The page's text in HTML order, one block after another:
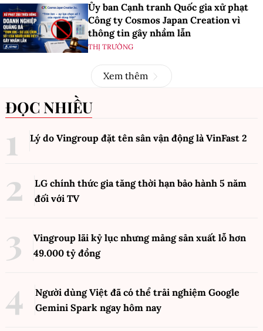
Ủy ban Cạnh tranh Quốc gia xử phạt
Công ty Cosmos Japan Creation vì
thông tin gây nhầm lẫn
THỊ TRƯỜNG
Xem thêm
ĐỌC NHIỀU
Lý do Vingroup đặt tên sân vận động là VinFast 2
LG chính thức gia tăng thời hạn bảo hành 5 năm
đối với TV
Vingroup lãi kỷ lục nhưng mảng sản xuất lỗ hơn
49.000 tỷ đồng
Người dùng Việt đã có thể trải nghiệm Google
Gemini Spark ngay hôm nay